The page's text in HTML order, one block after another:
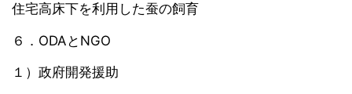
住宅高床下を利用した蚕の飼育
６．ODAとNGO
１）政府開発援助